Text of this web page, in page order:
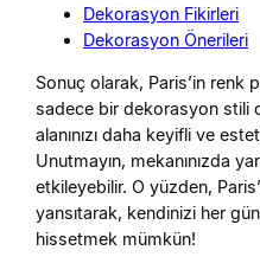
Dekorasyon Fikirleri
Dekorasyon Önerileri
Sonuç olarak, Paris’in renk
sadece bir dekorasyon stili
alanınızı daha keyifli ve
Unutmayın, mekanınızda
etkileyebilir. O yüzden,
yansıtarak, kendinizi her
hissetmek mümkün!